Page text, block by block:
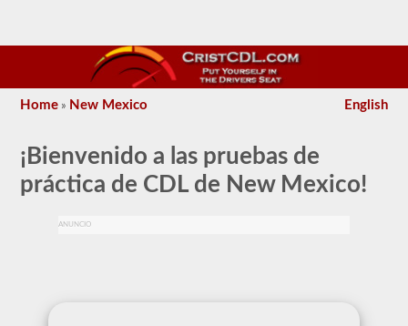
Home » New Mexico English
¡Bienvenido a las pruebas de
práctica de CDL de New Mexico!
ANUNCIO